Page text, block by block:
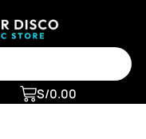
S/0.00